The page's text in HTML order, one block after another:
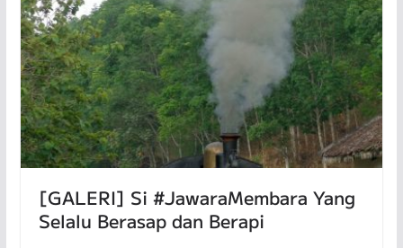
[GALERI] Si #JawaraMembara Yang
Selalu Berasap dan Berapi